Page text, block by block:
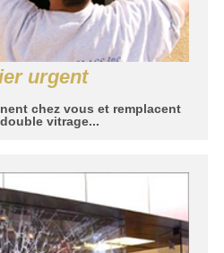
urgent
chez vous et remplacent
vitrage...